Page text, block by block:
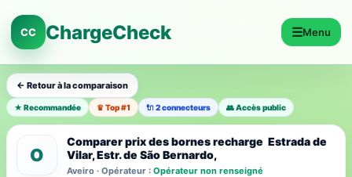
CC ChargeCheck ☰Menu
← Retour à la comparaison
★ Recommandée ♛ Top #1 🔌 2 connecteurs 👥 Accès public
O
Comparer prix des bornes recharge Estrada de
Vilar, Estr. de São Bernardo,
Aveiro · Opérateur : Opérateur non renseigné